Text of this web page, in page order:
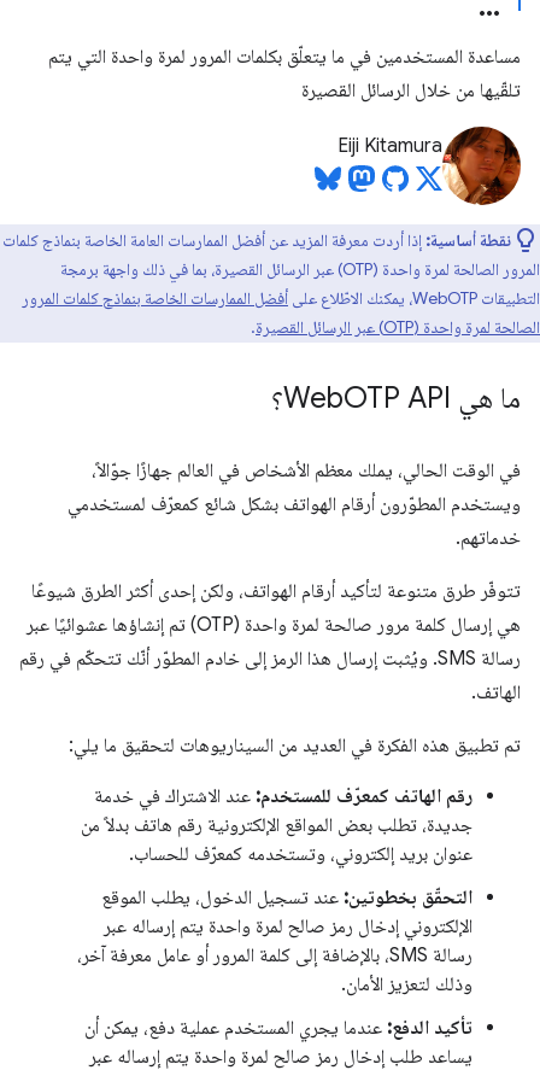
مساعدة المستخدمين في ما يتعلّق بكلمات المرور لمرة واحدة التي يتم
تلقّيها من خلال الرسائل القصيرة
Eiji Kitamura
نقطة أساسية: إذا أردت معرفة المزيد عن أفضل الممارسات العامة الخاصة بنماذج كلمات
المرور الصالحة لمرة واحدة (OTP) عبر الرسائل القصيرة، بما في ذلك واجهة برمجة
التطبيقات WebOTP، يمكنك الاطّلاع على
أفضل الممارسات الخاصة بنماذج كلمات المرور
الصالحة لمرة واحدة (OTP) عبر الرسائل القصيرة
.
ما هي Web OTP API؟
في الوقت الحالي، يملك معظم الأشخاص في العالم جهازًا جوّالاً،
ويستخدم المطوّرون أرقام الهواتف بشكل شائع كمعرّف لمستخدمي
خدماتهم.
تتوفّر طرق متنوعة لتأكيد أرقام الهواتف، ولكن إحدى أكثر الطرق شيوعًا
هي إرسال كلمة مرور صالحة لمرة واحدة (OTP) تم إنشاؤها عشوائيًا عبر
رسالة SMS. ويُثبت إرسال هذا الرمز إلى خادم المطوّر أنّك تتحكّم في رقم
الهاتف.
تم تطبيق هذه الفكرة في العديد من السيناريوهات لتحقيق ما يلي:
رقم الهاتف كمعرّف للمستخدم: عند الاشتراك في خدمة
جديدة، تطلب بعض المواقع الإلكترونية رقم هاتف بدلاً من
عنوان بريد إلكتروني، وتستخدمه كمعرّف للحساب.
التحقّق بخطوتين: عند تسجيل الدخول، يطلب الموقع
الإلكتروني إدخال رمز صالح لمرة واحدة يتم إرساله عبر
رسالة SMS، بالإضافة إلى كلمة المرور أو عامل معرفة آخر،
وذلك لتعزيز الأمان.
تأكيد الدفع: عندما يجري المستخدم عملية دفع، يمكن أن
يساعد طلب إدخال رمز صالح لمرة واحدة يتم إرساله عبر